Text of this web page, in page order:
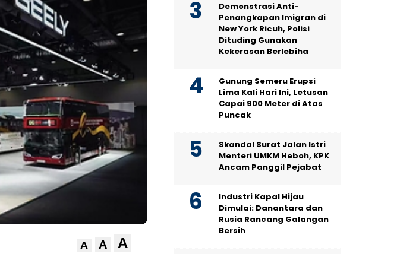
A A A
Demonstrasi Anti-
Penangkapan Imigran di
New York Ricuh, Polisi
Dituding Gunakan
Kekerasan Berlebiha
Gunung Semeru Erupsi
Lima Kali Hari Ini, Letusan
Capai 900 Meter di Atas
Puncak
Skandal Surat Jalan Istri
Menteri UMKM Heboh, KPK
Ancam Panggil Pejabat
Industri Kapal Hijau
Dimulai: Danantara dan
Rusia Rancang Galangan
Bersih